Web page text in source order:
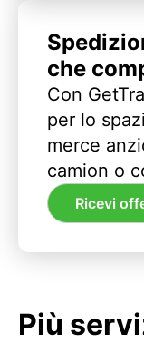
che
Con
per lo
merce
camion o
Ricevi
Più